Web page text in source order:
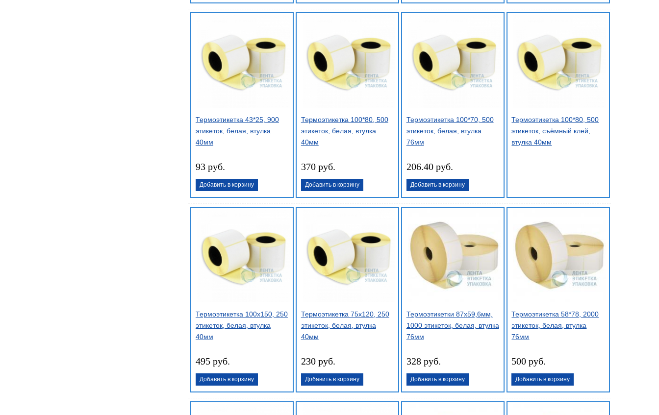
Термоэтикетка 43*25, 900
этикеток, белая, втулка
40мм
93 руб.
Добавить в корзину
Термоэтикетка 100*80, 500
этикеток, белая, втулка
40мм
370 руб.
Добавить в корзину
Термоэтикетка 100*70, 500
этикеток, белая, втулка
76мм
206.40 руб.
Добавить в корзину
Термоэтикетка 100*80, 500
этикеток, съёмный клей,
втулка 40мм
Термоэтикетка 100х150, 250
этикеток, белая, втулка
40мм
495 руб.
Добавить в корзину
Термоэтикетка 75х120, 250
этикеток, белая, втулка
40мм
230 руб.
Добавить в корзину
Термоэтикетки 87х59,6мм,
1000 этикеток, белая, втулка
76мм
328 руб.
Добавить в корзину
Термоэтикетка 58*78, 2000
этикеток, белая, втулка
76мм
500 руб.
Добавить в корзину